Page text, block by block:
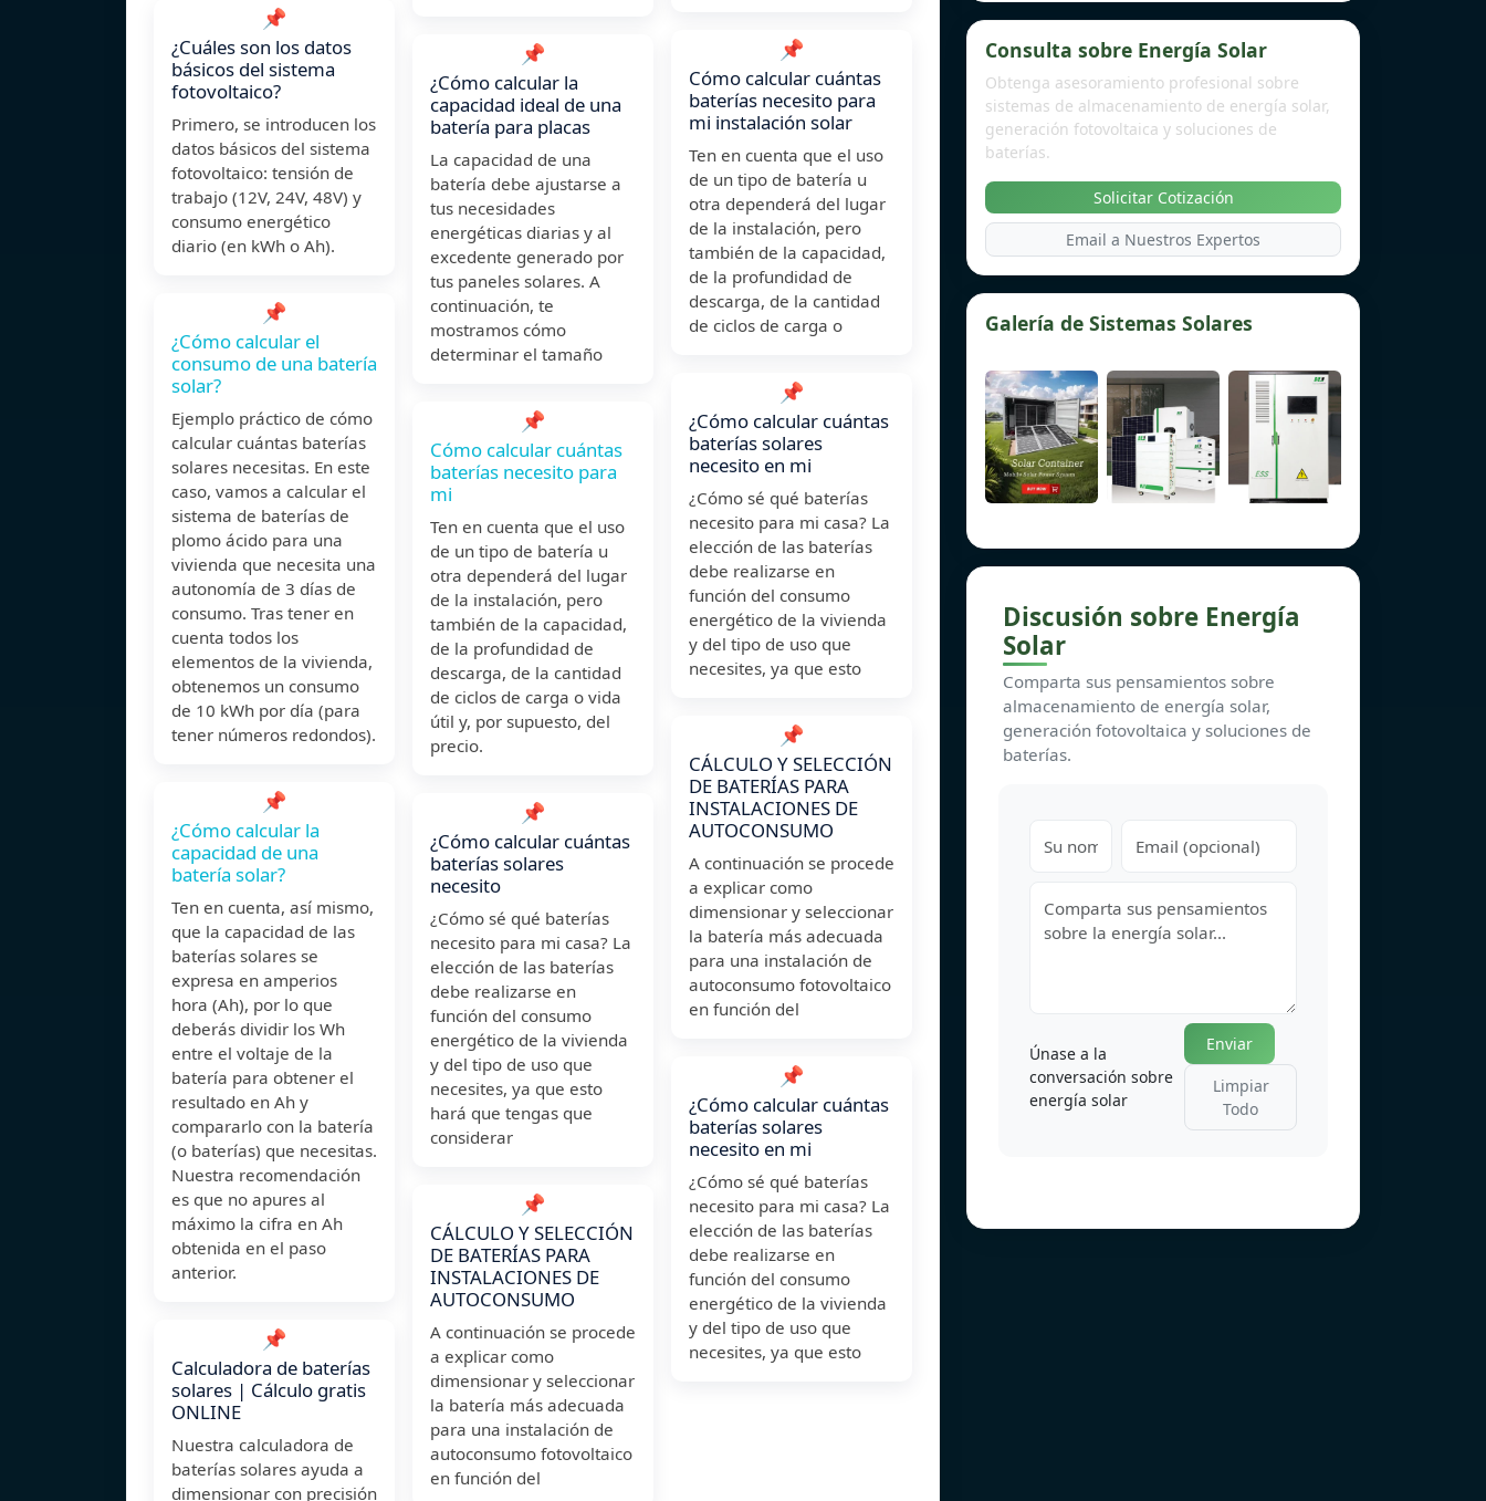
📌
¿Cuáles son los datos
básicos del sistema
fotovoltaico?
Primero, se introducen los
datos básicos del sistema
fotovoltaico: tensión de
trabajo (12V, 24V, 48V) y
consumo energético
diario (en kWh o Ah).
📌
¿Cómo calcular el
consumo de una batería
solar?
Ejemplo práctico de cómo
calcular cuántas baterías
solares necesitas. En este
caso, vamos a calcular el
sistema de baterías de
plomo ácido para una
vivienda que necesita una
autonomía de 3 días de
consumo. Tras tener en
cuenta todos los
elementos de la vivienda,
obtenemos un consumo
de 10 kWh por día (para
tener números redondos).
📌
¿Cómo calcular la
capacidad de una
batería solar?
Ten en cuenta, así mismo,
que la capacidad de las
baterías solares se
expresa en amperios
hora (Ah), por lo que
deberás dividir los Wh
entre el voltaje de la
batería para obtener el
resultado en Ah y
compararlo con la batería
(o baterías) que necesitas.
Nuestra recomendación
es que no apures al
máximo la cifra en Ah
obtenida en el paso
anterior.
📌
Calculadora de baterías
solares | Cálculo gratis
ONLINE
Nuestra calculadora de
baterías solares ayuda a
dimensionar con precisión
📌
¿Cómo calcular la
capacidad ideal de una
batería para placas
La capacidad de una
batería debe ajustarse a
tus necesidades
energéticas diarias y al
excedente generado por
tus paneles solares. A
continuación, te
mostramos cómo
determinar el tamaño
📌
Cómo calcular cuántas
baterías necesito para
mi
Ten en cuenta que el uso
de un tipo de batería u
otra dependerá del lugar
de la instalación, pero
también de la capacidad,
de la profundidad de
descarga, de la cantidad
de ciclos de carga o vida
útil y, por supuesto, del
precio.
📌
¿Cómo calcular cuántas
baterías solares
necesito
¿Cómo sé qué baterías
necesito para mi casa? La
elección de las baterías
debe realizarse en
función del consumo
energético de la vivienda
y del tipo de uso que
necesites, ya que esto
hará que tengas que
considerar
📌
CÁLCULO Y SELECCIÓN
DE BATERÍAS PARA
INSTALACIONES DE
AUTOCONSUMO
A continuación se procede
a explicar como
dimensionar y seleccionar
la batería más adecuada
para una instalación de
autoconsumo fotovoltaico
en función del
📌
Cómo calcular cuántas
baterías necesito para
mi instalación solar
Ten en cuenta que el uso
de un tipo de batería u
otra dependerá del lugar
de la instalación, pero
también de la capacidad,
de la profundidad de
descarga, de la cantidad
de ciclos de carga o
📌
¿Cómo calcular cuántas
baterías solares
necesito en mi
¿Cómo sé qué baterías
necesito para mi casa? La
elección de las baterías
debe realizarse en
función del consumo
energético de la vivienda
y del tipo de uso que
necesites, ya que esto
📌
CÁLCULO Y SELECCIÓN
DE BATERÍAS PARA
INSTALACIONES DE
AUTOCONSUMO
A continuación se procede
a explicar como
dimensionar y seleccionar
la batería más adecuada
para una instalación de
autoconsumo fotovoltaico
en función del
📌
¿Cómo calcular cuántas
baterías solares
necesito en mi
¿Cómo sé qué baterías
necesito para mi casa? La
elección de las baterías
debe realizarse en
función del consumo
energético de la vivienda
y del tipo de uso que
necesites, ya que esto
Consulta sobre Energía Solar
Obtenga asesoramiento profesional sobre
sistemas de almacenamiento de energía solar,
generación fotovoltaica y soluciones de
baterías.
Solicitar Cotización
Email a Nuestros Expertos
Galería de Sistemas Solares
Discusión sobre Energía
Solar
Comparta sus pensamientos sobre
almacenamiento de energía solar,
generación fotovoltaica y soluciones de
baterías.
Únase a la
conversación sobre
energía solar
Enviar
Limpiar
Todo